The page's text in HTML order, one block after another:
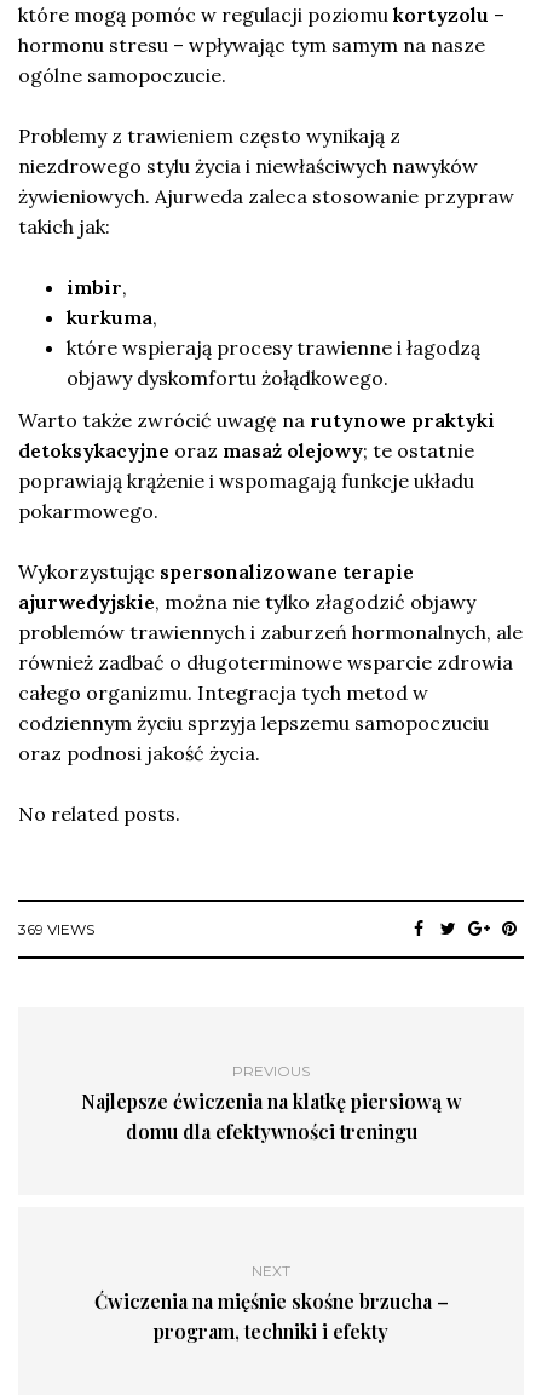
które mogą pomóc w regulacji poziomu kortyzolu –
hormonu stresu – wpływając tym samym na nasze
ogólne samopoczucie.
Problemy z trawieniem często wynikają z
niezdrowego stylu życia i niewłaściwych nawyków
żywieniowych. Ajurweda zaleca stosowanie przypraw
takich jak:
imbir,
kurkuma,
które wspierają procesy trawienne i łagodzą
objawy dyskomfortu żołądkowego.
Warto także zwrócić uwagę na rutynowe praktyki
detoksykacyjne oraz masaż olejowy; te ostatnie
poprawiają krążenie i wspomagają funkcje układu
pokarmowego.
Wykorzystując spersonalizowane terapie
ajurwedyjskie, można nie tylko złagodzić objawy
problemów trawiennych i zaburzeń hormonalnych, ale
również zadbać o długoterminowe wsparcie zdrowia
całego organizmu. Integracja tych metod w
codziennym życiu sprzyja lepszemu samopoczuciu
oraz podnosi jakość życia.
No related posts.
369 VIEWS
PREVIOUS
Najlepsze ćwiczenia na klatkę piersiową w
domu dla efektywności treningu
NEXT
Ćwiczenia na mięśnie skośne brzucha –
program, techniki i efekty